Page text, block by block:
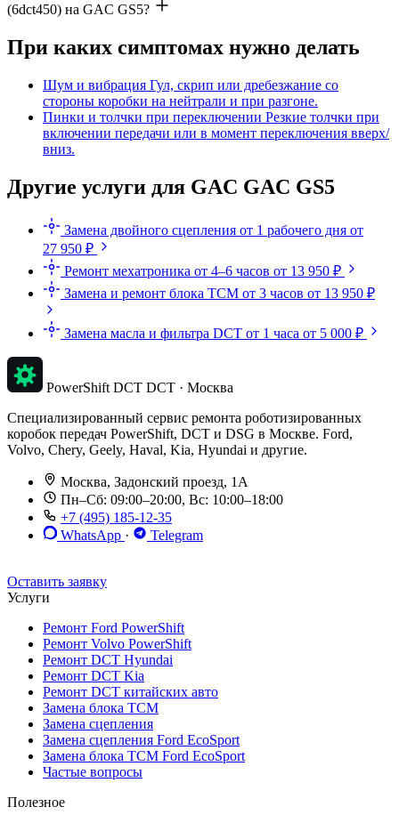
(6dct450) на GAC GS5?
При каких симптомах нужно делать
Шум и вибрация Гул, скрип или дребезжание со
стороны коробки на нейтрали и при разгоне.
Пинки и толчки при переключении Резкие толчки при
включении передачи или в момент переключения вверх/
вниз.
Другие услуги для GAC GAC GS5
Замена двойного сцепления от 1 рабочего дня от
27 950 ₽
Ремонт мехатроника от 4–6 часов от 13 950 ₽
Замена и ремонт блока TCM от 3 часов от 13 950 ₽
Замена масла и фильтра DCT от 1 часа от 5 000 ₽
PowerShift DCT DCT · Москва
Специализированный сервис ремонта роботизированных
коробок передач PowerShift, DCT и DSG в Москве. Ford,
Volvo, Chery, Geely, Haval, Kia, Hyundai и другие.
Москва, Задонский проезд, 1А
Пн–Сб: 09:00–20:00, Вс: 10:00–18:00
+7 (495) 185-12-35
WhatsApp ·
Telegram
Оставить заявку
Услуги
Ремонт Ford PowerShift
Ремонт Volvo PowerShift
Ремонт DCT Hyundai
Ремонт DCT Kia
Ремонт DCT китайских авто
Замена блока TCM
Замена сцепления
Замена сцепления Ford EcoSport
Замена блока TCM Ford EcoSport
Частые вопросы
Полезное